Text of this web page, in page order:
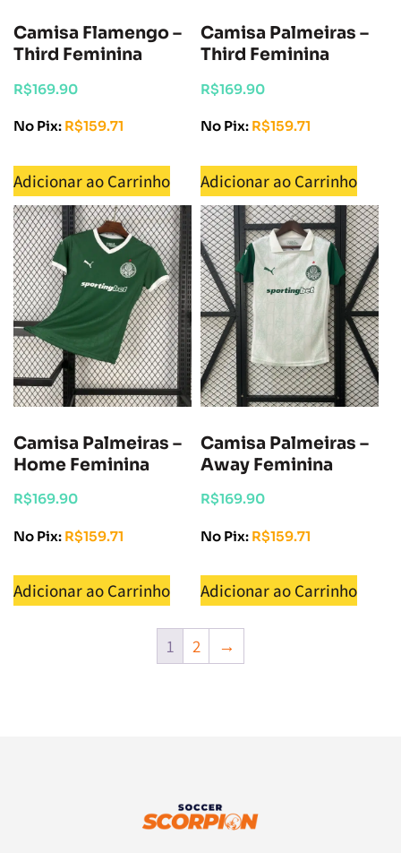
Camisa Flamengo –
Third Feminina
R$169.90
No Pix: R$159.71
Adicionar ao Carrinho
Camisa Palmeiras –
Third Feminina
R$169.90
No Pix: R$159.71
Adicionar ao Carrinho
Camisa Palmeiras –
Home Feminina
R$169.90
No Pix: R$159.71
Adicionar ao Carrinho
Camisa Palmeiras –
Away Feminina
R$169.90
No Pix: R$159.71
Adicionar ao Carrinho
1 2 →